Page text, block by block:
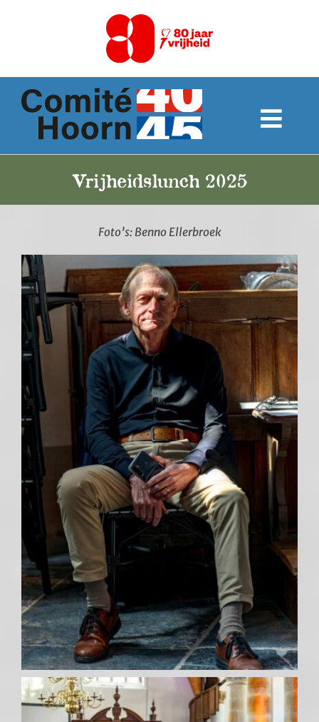
Over ons
Programma
Monumenten
Hoorn en WO2
Educatie
Contact
Vrijheidslunch 2025
Foto’s: Benno Ellerbroek